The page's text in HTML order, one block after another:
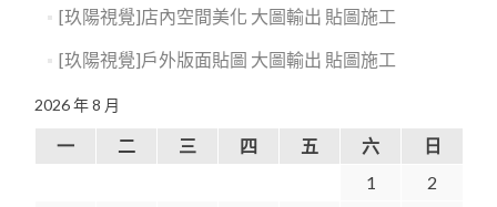
[玖陽視覺]店內空間美化 大圖輸出 貼圖施工
[玖陽視覺]戶外版面貼圖 大圖輸出 貼圖施工
2026 年 8 月
一 二 三 四 五 六
日
1
2